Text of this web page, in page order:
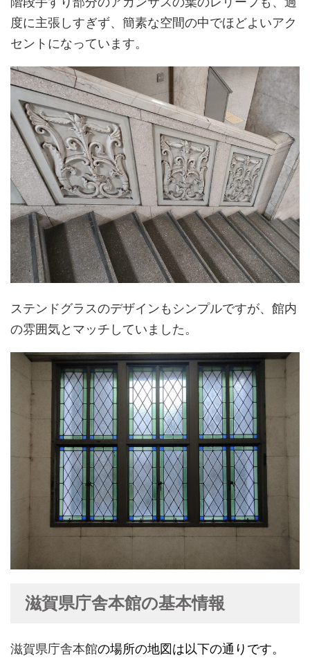
度に主張しすぎず、簡素な空間の中でほどよいアク
セントになっています。
ステンドグラスのデザインもシンプルですが、館内
の雰囲気とマッチしていました。
滋賀県庁舎本館の基本情報
滋賀県庁舎本館の場所の地図は以下の通りです。